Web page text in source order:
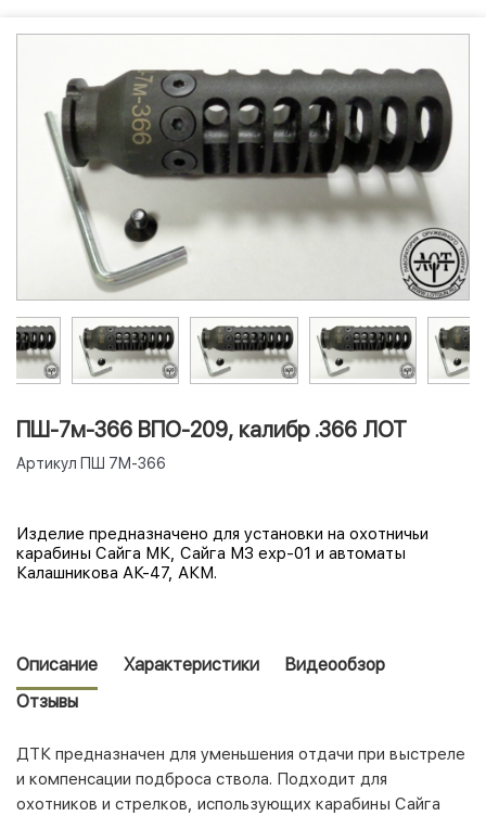
ПШ-7м-366 ВПО-209, калибр .366 ЛОТ
Артикул ПШ 7M-366
Изделие предназначено для установки на охотничьи
карабины Сайга МК, Сайга МЗ exp-01 и автоматы
Калашникова АК-47, АКМ.
Описание Характеристики
Видеообзор
Отзывы
ДТК предназначен для уменьшения отдачи при выстреле
и компенсации подброса ствола. Подходит для
охотников и стрелков, использующих карабины Сайга